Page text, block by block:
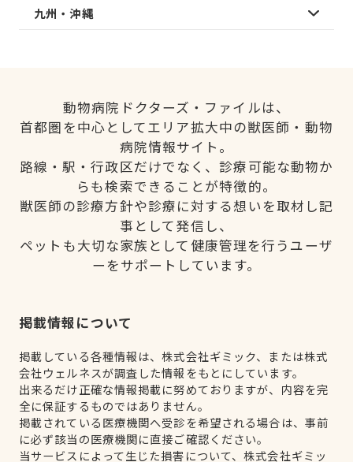
九州・沖縄
動物病院ドクターズ・ファイルは、
首都圏を中心としてエリア拡大中の獣医師・動物
病院情報サイト。
路線・駅・行政区だけでなく、診療可能な動物か
らも検索できることが特徴的。
獣医師の診療方針や診療に対する想いを取材し記
事として発信し、
ペットも大切な家族として健康管理を行うユーザ
ーをサポートしています。
掲載情報について
掲載している各種情報は、株式会社ギミック、または株式
会社ウェルネスが調査した情報をもとにしています。
出来るだけ正確な情報掲載に努めておりますが、内容を完
全に保証するものではありません。
掲載されている医療機関へ受診を希望される場合は、事前
に必ず該当の医療機関に直接ご確認ください。
当サービスによって生じた損害について、株式会社ギミッ